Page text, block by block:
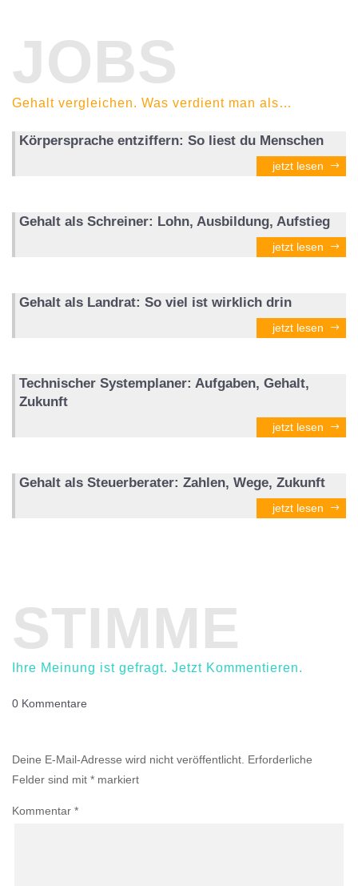
JOBS
Gehalt vergleichen. Was verdient man als…
Körpersprache entziffern: So liest du Menschen
jetzt lesen
Gehalt als Schreiner: Lohn, Ausbildung, Aufstieg
jetzt lesen
Gehalt als Landrat: So viel ist wirklich drin
jetzt lesen
Technischer Systemplaner: Aufgaben, Gehalt,
Zukunft
jetzt lesen
Gehalt als Steuerberater: Zahlen, Wege, Zukunft
jetzt lesen
STIMME
Ihre Meinung ist gefragt. Jetzt Kommentieren.
0 Kommentare
Deine E-Mail-Adresse wird nicht veröffentlicht. Erforderliche
Felder sind mit * markiert
Kommentar *